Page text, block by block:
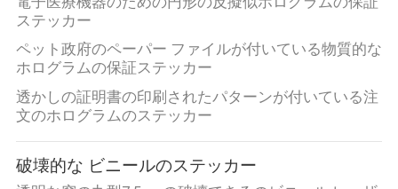
ステッカー
ペット政府のペーパー ファイルが付いている物質的な
ホログラムの保証ステッカー
透かしの証明書の印刷されたパターンが付いている注
文のホログラムのステッカー
破壊的な ビニールのステッカー